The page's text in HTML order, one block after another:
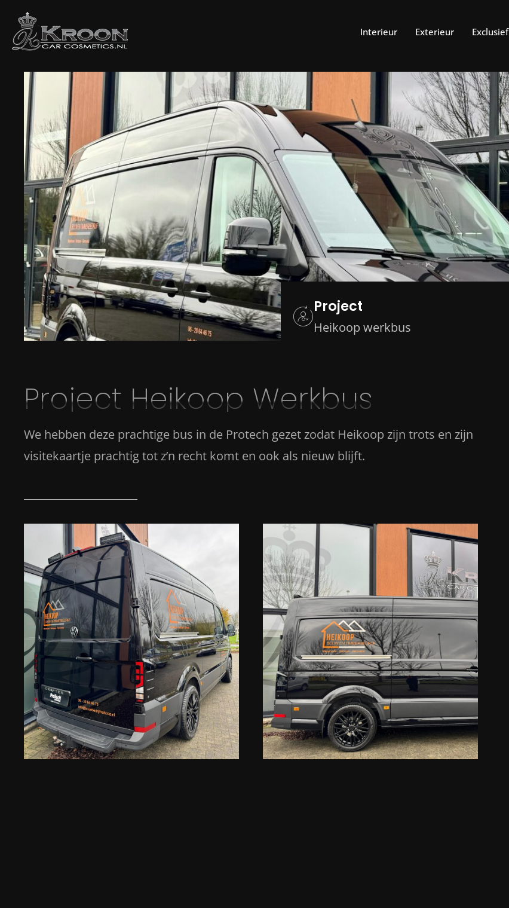
Interieur Exterieur Exclusief
Project
Heikoop werkbus
Project Heikoop Werkbus
We hebben deze prachtige bus in de Protech gezet zodat Heikoop zijn trots en zijn
visitekaartje prachtig tot z’n recht komt en ook als nieuw blijft.